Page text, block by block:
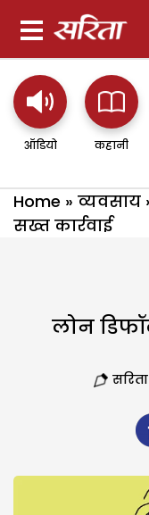
ऑडियो कहानी
Home » व्यवसाय
सख्त कार्रवाई
लोन